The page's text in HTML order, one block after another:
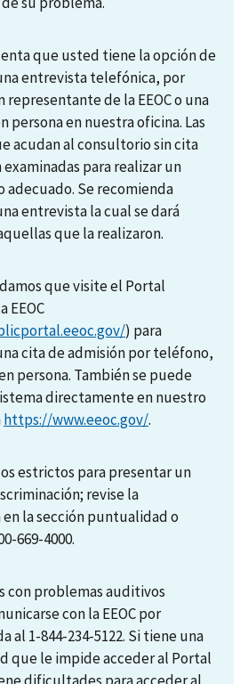
que usted tiene la opción de
entrevista telefónica, por
representante de la EEOC o una
persona en nuestra oficina. Las
acudan al consultorio sin cita
examinadas para realizar un
adecuado. Se recomienda
entrevista la cual se dará
que la realizaron.
que visite el Portal
EEOC
) para
cita de admisión por teléfono,
persona. También se puede
directamente en nuestro
https://www.eeoc.gov/.
estrictos para presentar un
revise la
la sección puntualidad o
669-4000.
con problemas auditivos
con la EEOC por
al 1-844-234-5122. Si tiene una
que le impide acceder al Portal
dificultades para acceder al